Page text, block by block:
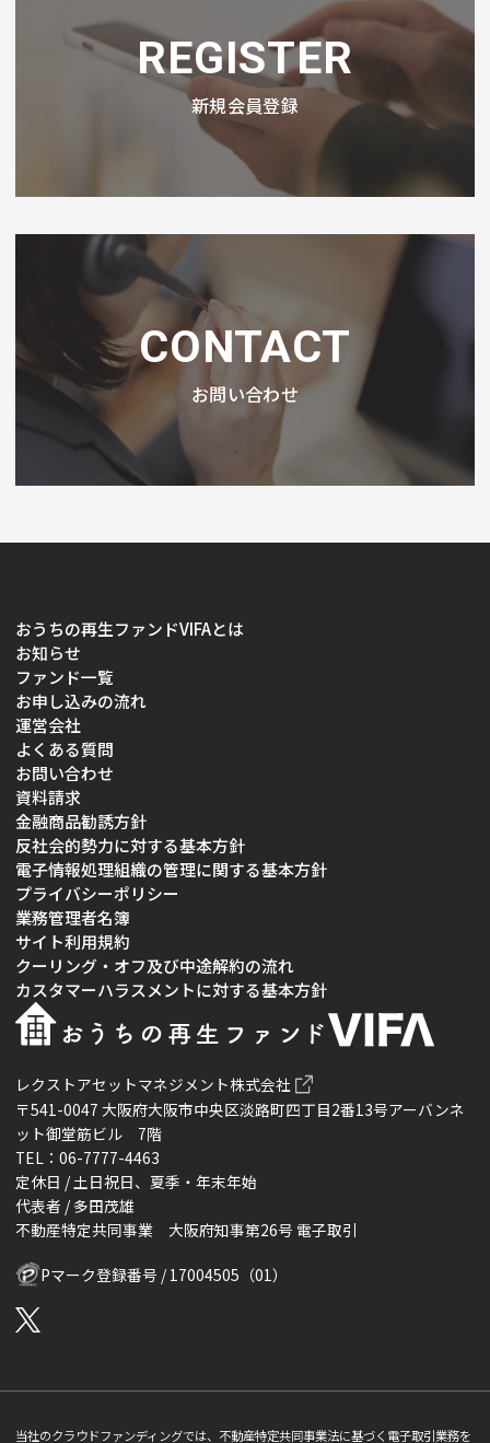
REGISTER
新規会員登録
CONTACT
お問い合わせ
レクストアセットマネジメント株式会社
〒541-0047 大阪府大阪市中央区淡路町四丁目2番13号アーバンネ
ット御堂筋ビル 7階
TEL：06-7777-4463
定休日 / 土日祝日、夏季・年末年始
代表者 / 多田茂雄
不動産特定共同事業 大阪府知事第26号 電子取引
Pマーク登録番号 / 17004505（01）
おうちの再生ファンドVIFAとは
お知らせ
ファンド一覧
お申し込みの流れ
運営会社
よくある質問
お問い合わせ
資料請求
金融商品勧誘方針
反社会的勢力に対する基本方針
電子情報処理組織の管理に関する基本方針
プライバシーポリシー
業務管理者名簿
サイト利用規約
クーリング・オフ及び中途解約の流れ
カスタマーハラスメントに対する基本方針
当社のクラウドファンディングでは、不動産特定共同事業法に基づく電子取引業務を